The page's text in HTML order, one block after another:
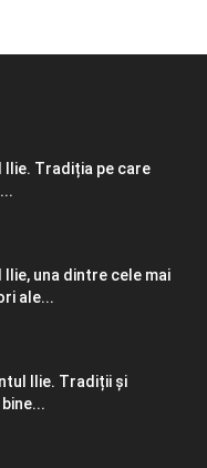
Tradiția pe care
una dintre cele mai
ale...
Ilie. Tradiții și